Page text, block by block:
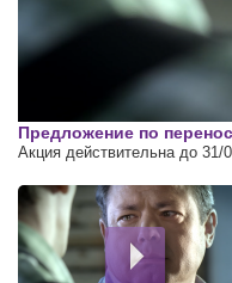
Предложение по
Акция действительна до 31/